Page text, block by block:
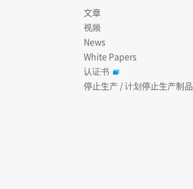
文章
视频
News
White Papers
认证书
停止生产 / 计划停止生产制品